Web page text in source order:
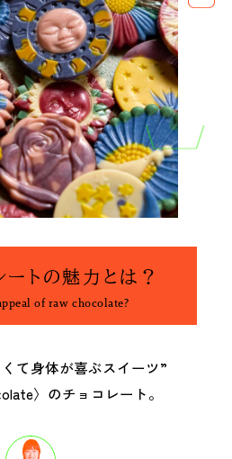
ートの魅力とは？
of raw chocolate?
て身体が喜ぶスイーツ”
〉のチョコレート。
〉
夏を全力で楽しむために。
森田麻衣子が愛用する今夏アイ
テム8選。